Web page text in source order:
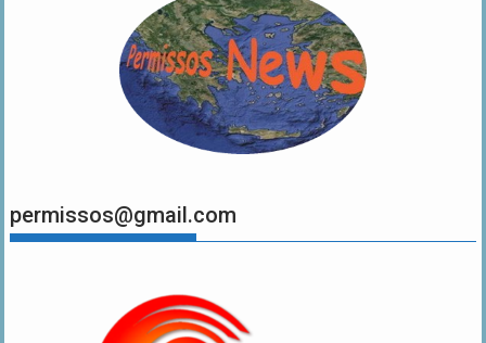
permissos@gmail.com